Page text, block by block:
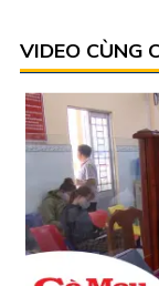
VIDEO CÙNG